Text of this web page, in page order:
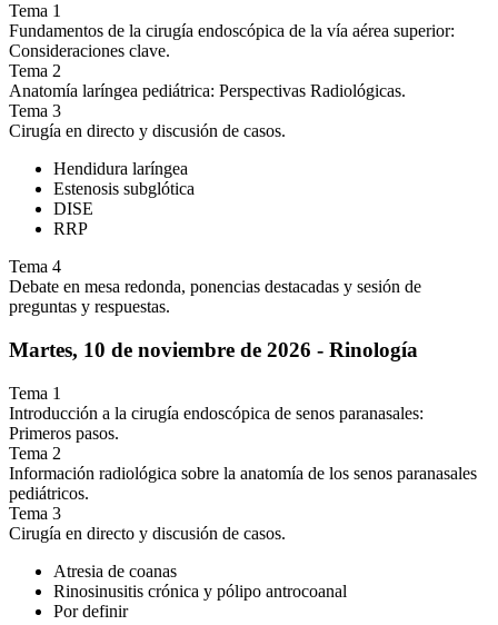
Tema 1
Fundamentos de la cirugía endoscópica de la vía aérea superior:
Consideraciones clave.
Tema 2
Anatomía laríngea pediátrica: Perspectivas Radiológicas.
Tema 3
Cirugía en directo y discusión de casos.
Hendidura laríngea
Estenosis subglótica
DISE
RRP
Tema 4
Debate en mesa redonda, ponencias destacadas y sesión de
preguntas y respuestas.
Martes, 10 de noviembre de 2026 - Rinología
Tema 1
Introducción a la cirugía endoscópica de senos paranasales:
Primeros pasos.
Tema 2
Información radiológica sobre la anatomía de los senos paranasales
pediátricos.
Tema 3
Cirugía en directo y discusión de casos.
Atresia de coanas
Rinosinusitis crónica y pólipo antrocoanal
Por definir